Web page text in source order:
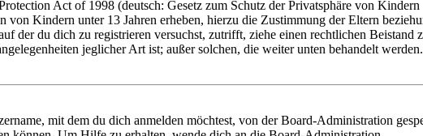
Act of 1998 (deutsch: Gesetz zum Schutz der Privatsphäre von
von Kindern unter 13 Jahren erheben, hierzu die Zustimmung der Eltern
der du dich zu registrieren versuchst, zutrifft, ziehe einen rechtlichen Beistand
jeglicher Art ist; außer solchen, die weiter unten behandelt werden.
mit dem du dich anmelden möchtest, von der Board-Administration